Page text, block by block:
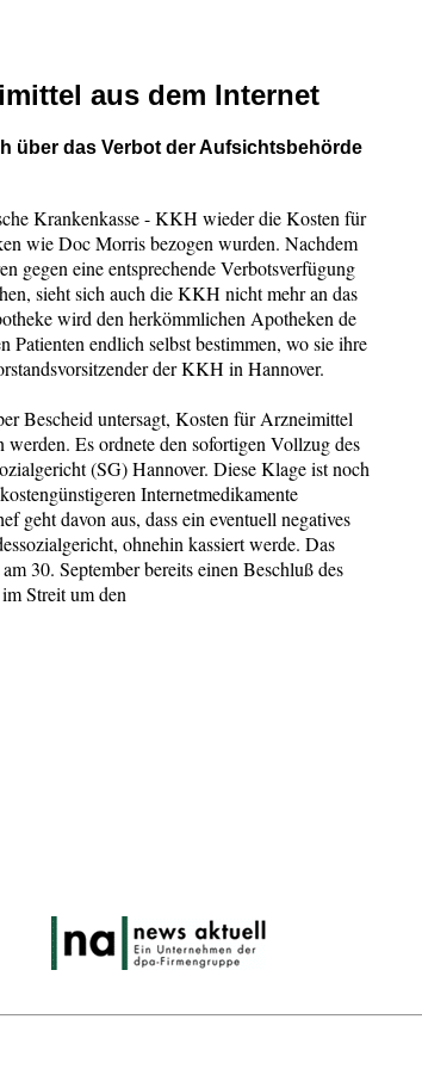
aus dem Internet
über das Verbot der Aufsichtsbehörde
Krankenkasse - KKH wieder die Kosten für
wie Doc Morris bezogen wurden. Nachdem
gegen eine entsprechende Verbotsverfügung
sieht sich auch die KKH nicht mehr an das
wird den herkömmlichen Apotheken de
endlich selbst bestimmen, wo sie ihre
der KKH in Hannover.
Bescheid untersagt, Kosten für Arzneimittel
werden. Es ordnete den sofortigen Vollzug des
(SG) Hannover. Diese Klage ist noch
Internetmedikamente
geht davon aus, dass ein eventuell negatives
ohnehin kassiert werde. Das
30. September bereits einen Beschluß des
Streit um den